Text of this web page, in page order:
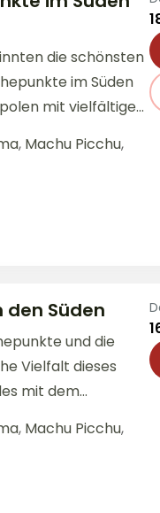
die schönsten
im Süden
mit vielfältiger
, Machu Picchu,
Süden
und die
Vielfalt dieses
mit dem
in...
, Machu Picchu,